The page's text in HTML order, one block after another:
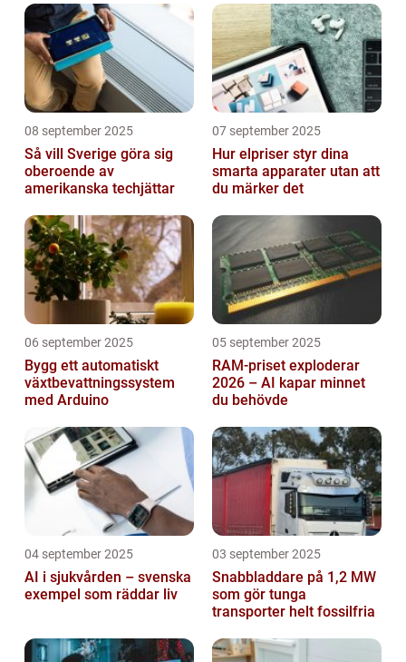
08 september 2025
Så vill Sverige göra sig
oberoende av
amerikanska techjättar
07 september 2025
Hur elpriser styr dina
smarta apparater utan att
du märker det
06 september 2025
Bygg ett automatiskt
växtbevattningssystem
med Arduino
05 september 2025
RAM-priset exploderar
2026 – AI kapar minnet
du behövde
04 september 2025
AI i sjukvården – svenska
exempel som räddar liv
03 september 2025
Snabbladdare på 1,2 MW
som gör tunga
transporter helt fossilfria